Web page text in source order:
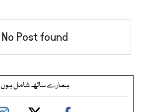
No Post found
ہمارے ساتھ شامل ہوں